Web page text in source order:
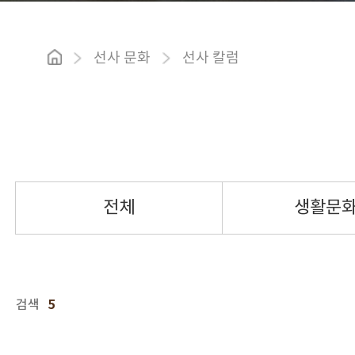
선사 문화 선사 칼럼
전체 생활문
검색 5